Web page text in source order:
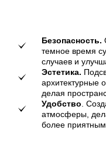
Безопасность.
темное время
случаев и
Эстетика.
архитектурные
делая
Удобство .
атмосферы,
более приятным.